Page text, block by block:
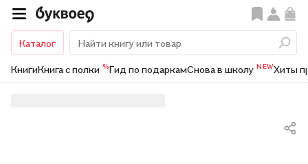
Каталог
КнигиКнига с полки %Гид по подаркамСнова в школу NEWХиты